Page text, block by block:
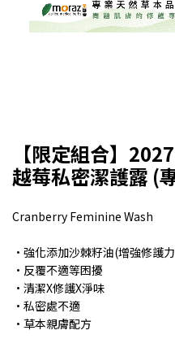
【限定組合】
越莓私密潔護露 (
Cranberry Feminine Wash
·強化添加沙棘籽油(增強修護
·反覆不適等困擾
·清潔X修護X淨味
·私密處不適
·草本親膚配方